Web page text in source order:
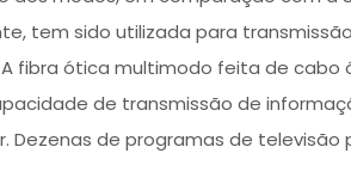
tem sido utilizada para
fibra ótica multimodo feita de cabo
de transmissão de
de programas de televisão